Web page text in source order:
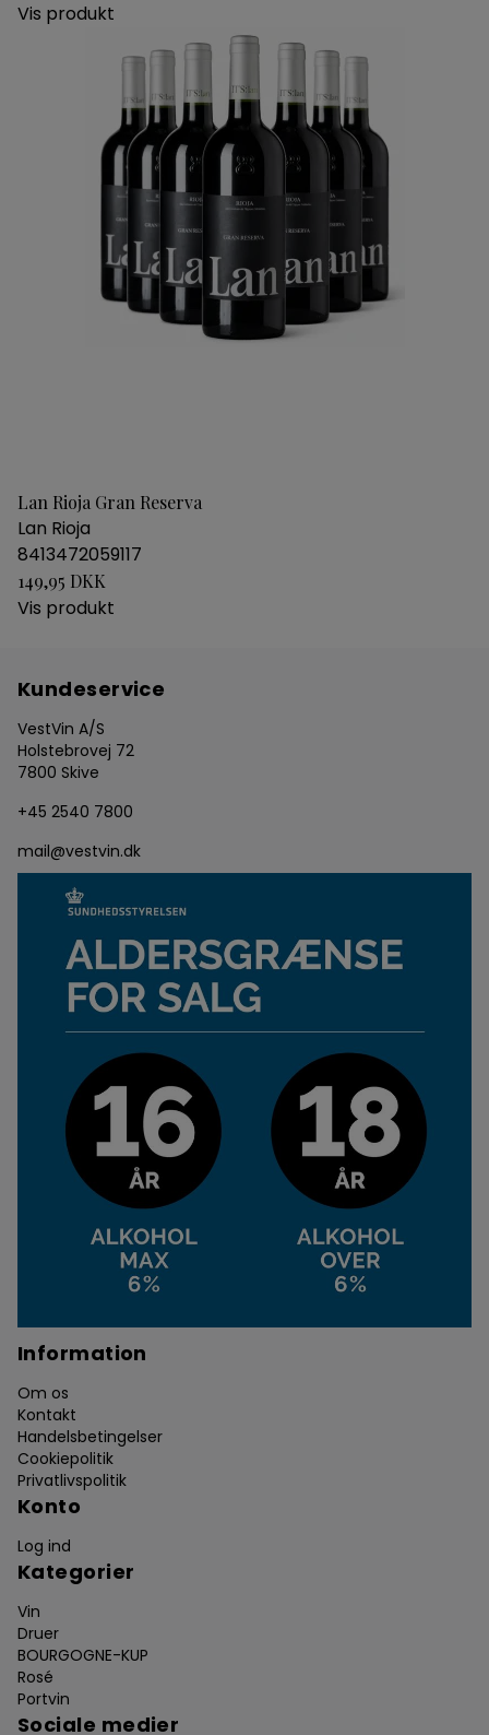
Vis produkt
Lan Rioja Gran Reserva
Lan Rioja
8413472059117
149,95 DKK
Vis produkt
Kundeservice
VestVin A/S
Holstebrovej 72
7800 Skive
+45 2540 7800
mail@vestvin.dk
Information
Om os
Kontakt
Handelsbetingelser
Cookiepolitik
Privatlivspolitik
Konto
Log ind
Kategorier
Vin
Druer
BOURGOGNE-KUP
Rosé
Portvin
Sociale medier